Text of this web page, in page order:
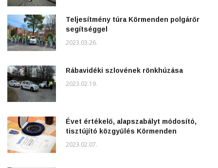
Teljesítmény túra Körmenden polgárőr
segítséggel
2023.03.26.
Rábavidéki szlovének rönkhúzása
2023.02.19.
Évet értékelő, alapszabályt módosító,
tisztújító közgyűlés Körmenden
2023.02.07.